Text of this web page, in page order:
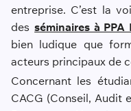
entreprise. C’est la
des séminaires à
bien ludique que
acteurs principaux de
Concernant les
CACG (Conseil, Audit